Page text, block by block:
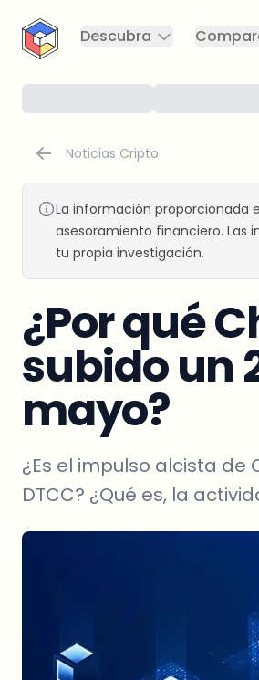
CryptoTicker
Descubra
Noticias Cripto
La información proporcionada
asesoramiento financiero. Las
tu propia investigación.
¿Por qué
subido un
mayo?
¿Es el impulso alcista de
DTCC? ¿Qué es, la